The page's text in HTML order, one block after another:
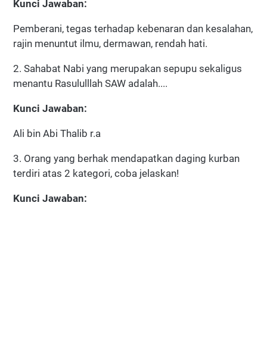
Kunci Jawaban:
Pemberani, tegas terhadap kebenaran dan kesalahan,
rajin menuntut ilmu, dermawan, rendah hati.
2. Sahabat Nabi yang merupakan sepupu sekaligus
menantu Rasululllah SAW adalah....
Kunci Jawaban:
Ali bin Abi Thalib r.a
3. Orang yang berhak mendapatkan daging kurban
terdiri atas 2 kategori, coba jelaskan!
Kunci Jawaban: